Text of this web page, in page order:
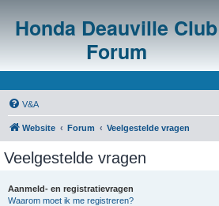
Honda Deauville Club
Forum
V&A
Website Forum Veelgestelde vragen
Veelgestelde vragen
Aanmeld- en registratievragen
Waarom moet ik me registreren?